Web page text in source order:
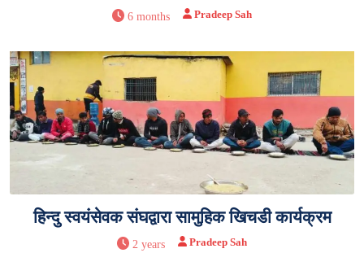
6 months Pradeep Sah
हिन्दु स्वयंसेवक संघद्वारा सामुहिक खिचडी कार्यक्रम
2 years Pradeep Sah